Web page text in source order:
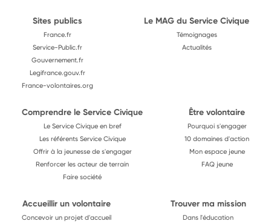
Sites publics
France.fr
Service-Public.fr
Gouvernement.fr
Legifrance.gouv.fr
France-volontaires.org
Le MAG du Service Civique
Témoignages
Actualités
Comprendre le Service Civique
Le Service Civique en bref
Les référents Service Civique
Offrir à la jeunesse de s'engager
Renforcer les acteur de terrain
Faire société
Être volontaire
Pourquoi s'engager
10 domaines d'action
Mon espace jeune
FAQ jeune
Accueillir un volontaire
Concevoir un projet d'accueil
Trouver ma mission
Dans l'éducation